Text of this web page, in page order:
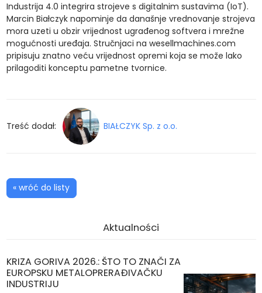
Industrija 4.0 integrira strojeve s digitalnim sustavima (IoT).
Marcin Białczyk napominje da današnje vrednovanje strojeva
mora uzeti u obzir vrijednost ugrađenog softvera i mrežne
mogućnosti uređaja. Stručnjaci na wesellmachines.com
pripisuju znatno veću vrijednost opremi koja se može lako
prilagoditi konceptu pametne tvornice.
Treść dodał: BIAŁCZYK Sp. z o.o.
« wróć do listy
Aktualności
KRIZA GORIVA 2026.: ŠTO TO ZNAČI ZA
EUROPSKU METALOPRERAĐIVAČKU
INDUSTRIJU